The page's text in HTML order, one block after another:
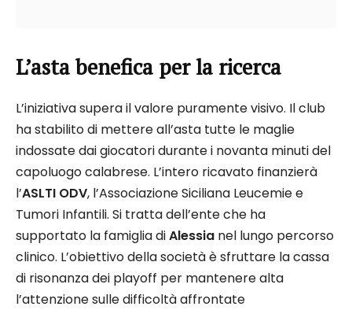
L’asta benefica per la ricerca
L’iniziativa supera il valore puramente visivo. Il club
ha stabilito di mettere all’asta tutte le maglie
indossate dai giocatori durante i novanta minuti del
capoluogo calabrese. L’intero ricavato finanzierà
l’ASLTI ODV, l’Associazione Siciliana Leucemie e
Tumori Infantili. Si tratta dell’ente che ha
supportato la famiglia diAlessia nel lungo percorso
clinico. L’obiettivo della società è sfruttare la cassa
di risonanza dei playoff per mantenere alta
l’attenzione sulle difficoltà affrontate